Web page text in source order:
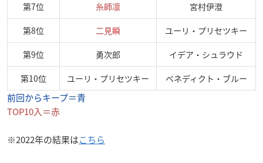
第7位 糸師凛 宮村伊澄
第8位 二見瞬 ユーリ・プリセツキー
第9位 勇次郎 イデア・シュラウド
第10位 ユーリ・プリセツキー ベネディクト・ブルー
前回からキープ＝青
TOP10入＝赤
※2022年の結果はこちら